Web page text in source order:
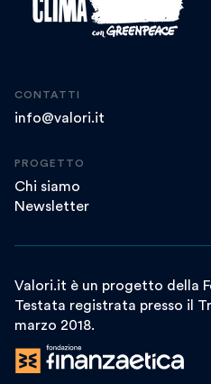
CONTATTI
info@valori.it
PROGETTO
Chi siamo
Newsletter
Valori.it è un progetto della
Testata registrata presso il
marzo 2018.